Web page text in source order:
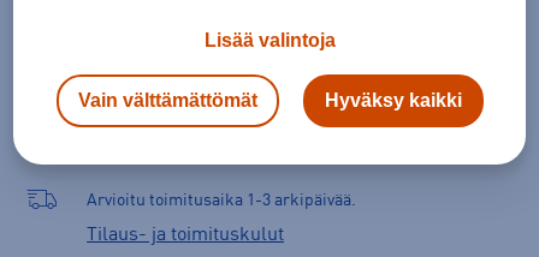
SaatavillaMyymälät:
Valitse koko nähdäksesi myymäläsaatavuuden.
Arvioitu toimitusaika 1-3 arkipäivää.
Tilaus- ja toimituskulut
Lisää valintoja
Vain välttämättömät Hyväksy kaikki